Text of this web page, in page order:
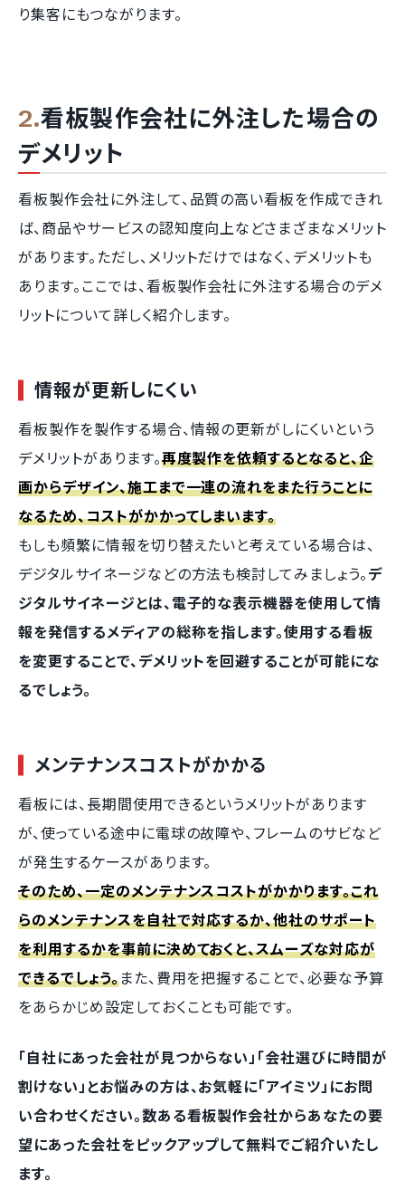
り集客にもつながります。
看板製作会社に外注した場合の
デメリット
看板製作会社に外注して、品質の高い看板を作成できれ
ば、商品やサービスの認知度向上などさまざまなメリット
があります。ただし、メリットだけではなく、デメリットも
あります。ここでは、看板製作会社に外注する場合のデメ
リットについて詳しく紹介します。
情報が更新しにくい
看板製作を製作する場合、情報の更新がしにくいという
デメリットがあります。再度製作を依頼するとなると、企
画からデザイン、施工まで一連の流れをまた行うことに
なるため、コストがかかってしまいます。
もしも頻繁に情報を切り替えたいと考えている場合は、
デジタルサイネージなどの方法も検討してみましょう。 デ
ジタルサイネージとは、電子的な表示機器を使用して情
報を発信するメディアの総称を指します。使用する看板
を変更することで、デメリットを回避することが可能にな
るでしょう。
メンテナンスコストがかかる
看板には、長期間使用できるというメリットがあります
が、使っている途中に電球の故障や、フレームのサビなど
が発生するケースがあります。
そのため、一定のメンテナンスコストがかかります。これ
らのメンテナンスを自社で対応するか、他社のサポート
を利用するかを事前に決めておくと、スムーズな対応が
できるでしょう。また、費用を把握することで、必要な予算
をあらかじめ設定しておくことも可能です。
「自社にあった会社が見つからない」「会社選びに時間が
割けない」とお悩みの方は、お気軽に「アイミツ」にお問
い合わせください。数ある看板製作会社からあなたの要
望にあった会社をピックアップして無料でご紹介いたし
ます。